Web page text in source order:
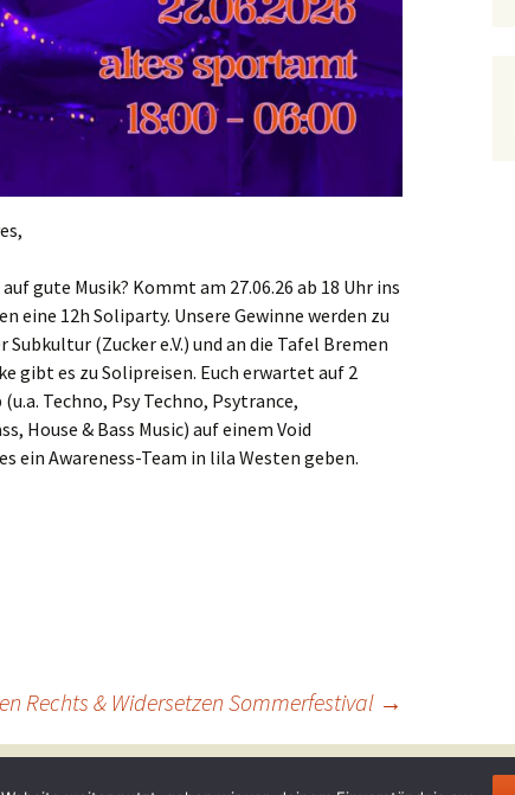
gute Musik? Kommt am 27.06.26 ab 18 Uhr ins
12h Soliparty. Unsere Gewinne werden zu
(Zucker e.V.) und an die Tafel Bremen
gibt es zu Solipreisen. Euch erwartet auf 2
Techno, Psy Techno, Psytrance,
House & Bass Music) auf einem Void
ein Awareness-Team in lila Westen geben.
Rechts & Widersetzen Sommerfestival →